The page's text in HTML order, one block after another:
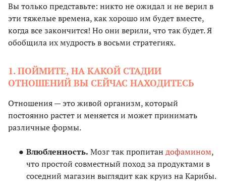
Вы только представьте: никто не ожидал и не верил в
эти тяжелые времена, как хорошо им будет вместе,
когда все закончится! Но они верили, что так будет. Я
обобщила их мудрость в восьми стратегиях.
1. ПОЙМИТЕ, НА КАКОЙ СТАДИИ
ОТНОШЕНИЙ ВЫ СЕЙЧАС НАХОДИТЕСЬ
Отношения — это живой организм, который
постоянно растет и меняется и может принимать
различные формы.
Влюбленность. Мозг так пропитан дофамином,
что простой совместный поход за продуктами в
соседний магазин выглядит как круиз на Карибы.